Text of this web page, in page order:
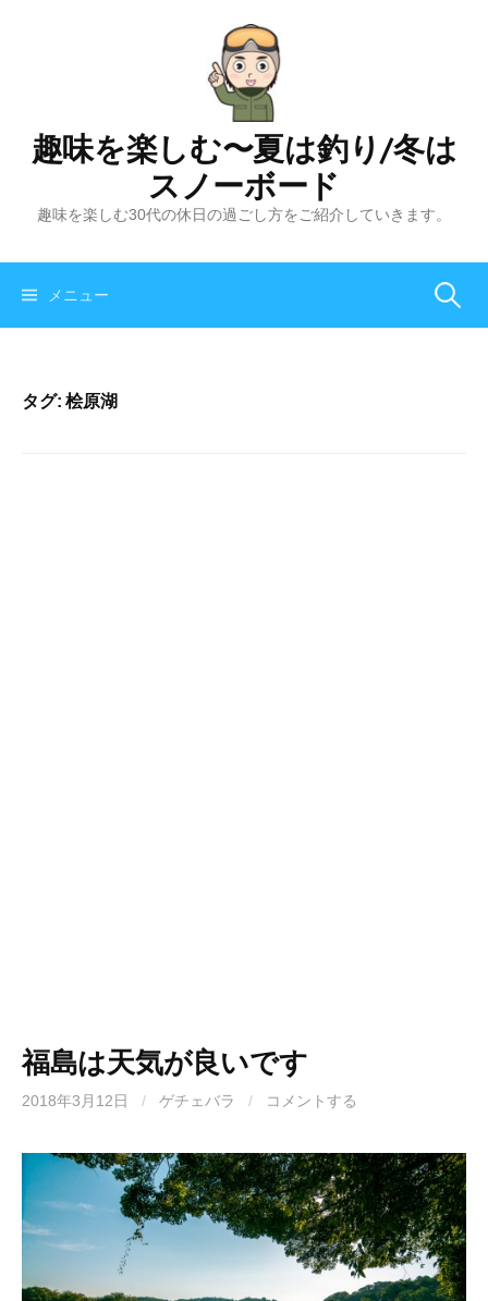
プ
趣味を楽しむ〜夏は釣り/冬は
スノーボード
趣味を楽しむ30代の休日の過ごし方をご紹介していきます。
メニュー 検
タグ:桧原湖
福島は天気が良いです
2018年3月12日 / ゲチェバラ / コメントする